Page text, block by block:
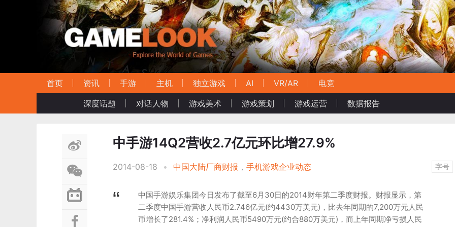
首页 资讯 手游 主机 独立游戏 AI VR/AR
电竞
深度话题
对话人物 游戏美术 游戏策划 游戏运营 数据报告
中手游14Q2营收2.7亿元环比增27.9%
2014-08-18 • 中国大陆厂商财报 ， 手机游戏企业动态 字号
中国手游娱乐集团今日发布了截至6月30日的2014财年第二季度财报。财报显示，第
二季度中国手游营收人民币2.746亿元(约4430万美元)，比去年同期的7,200万元人民
币增长了281.4%；净利润人民币5490万元(约合880万美元)，而上年同期净亏损人民